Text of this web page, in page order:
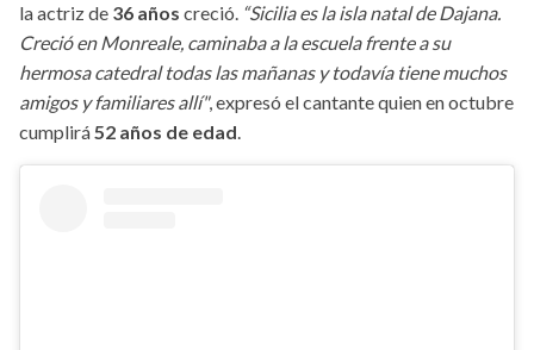
la actriz de 36 años creció. “Sicilia es la isla natal de Dajana.
Creció en Monreale, caminaba a la escuela frente a su
hermosa catedral todas las mañanas y todavía tiene muchos
amigos y familiares allí", expresó el cantante quien en octubre
cumplirá52 años de edad.